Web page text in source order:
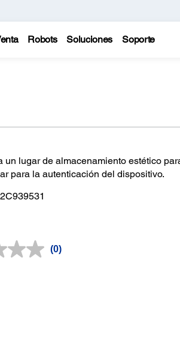
Robots Soluciones Soporte
un lugar de almacenamiento estético
para la autenticación del dispositivo.
Sin
(0)